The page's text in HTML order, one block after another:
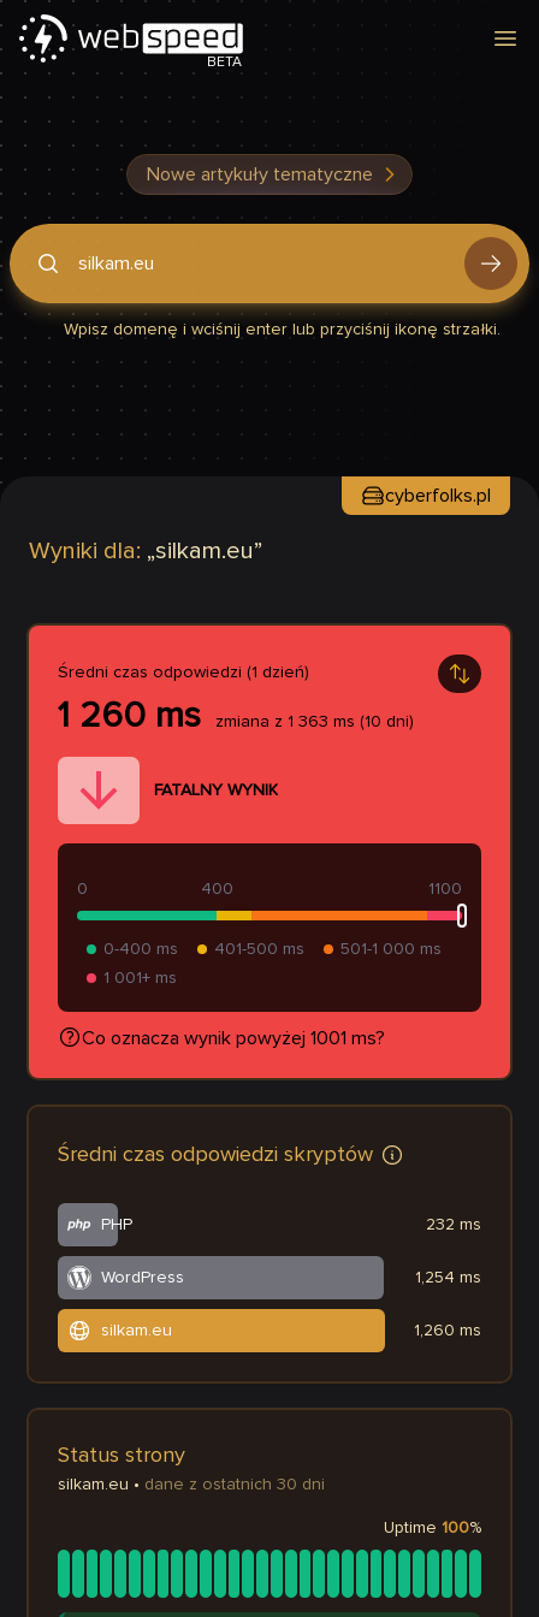
BETA
Nowe artykuły tematyczne
Podaj domenę, by sprawdzić, czy Twoja strona jest szybka
Wpisz domenę i wciśnij enter lub przyciśnij ikonę strzałki.
Wyniki dla: „silkam.eu”
cyberfolks.pl
Średni czas odpowiedzi (1 dzień)
1 260 ms zmiana z 1 363 ms (10 dni)
FATALNY WYNIK
400
0 1100
0-400 ms 401-500 ms
501-1 000 ms
1 001+ ms
Co oznacza wynik powyżej 1001 ms?
Średni czas odpowiedzi skryptów
PHP
WordPress
silkam.eu
232 ms
1,254 ms
1,260 ms
Status strony
silkam.eu • dane z ostatnich 30 dni
Uptime 100%